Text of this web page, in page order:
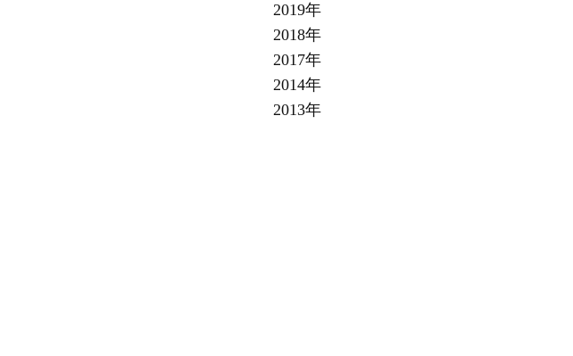
2019年
2018年
2017年
2014年
2013年